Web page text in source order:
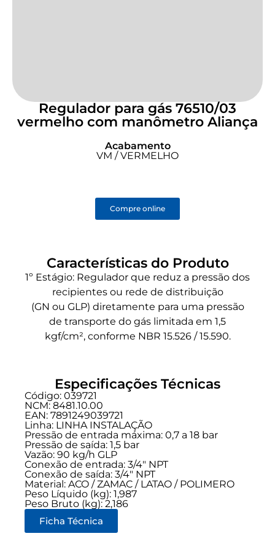
Regulador para gás 76510/03
vermelho com manômetro Aliança
Acabamento
VM / VERMELHO
Compre online
Características do Produto
1º Estágio: Regulador que reduz a pressão dos
recipientes ou rede de distribuição
(GN ou GLP) diretamente para uma pressão
de transporte do gás limitada em 1,5
kgf/cm², conforme NBR 15.526 / 15.590.
Especificações Técnicas
Código: 039721
NCM: 8481.10.00
EAN: 7891249039721
Linha: LINHA INSTALAÇÃO
Pressão de entrada máxima: 0,7 a 18 bar
Pressão de saída: 1,5 bar
Vazão: 90 kg/h GLP
Conexão de entrada: 3/4" NPT
Conexão de saída: 3/4" NPT
Material: ACO / ZAMAC / LATAO / POLIMERO
Peso Líquido (kg): 1,987
Peso Bruto (kg): 2,186
Ficha Técnica